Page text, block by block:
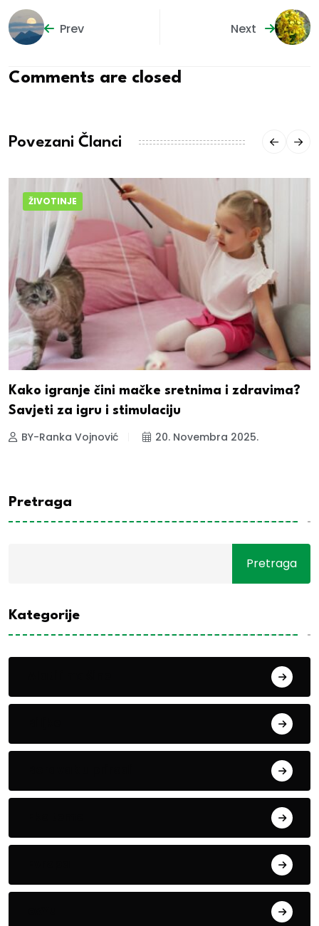
Prev Next
Comments are closed
Povezani Članci
ŽIVOTINJE
Kako igranje čini mačke sretnima i zdravima?
Savjeti za igru i stimulaciju
BY-Ranka Vojnović 20. Novembra 2025.
Pretraga
Pretraga
Kategorije